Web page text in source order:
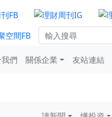
們 關係企業 友站連結